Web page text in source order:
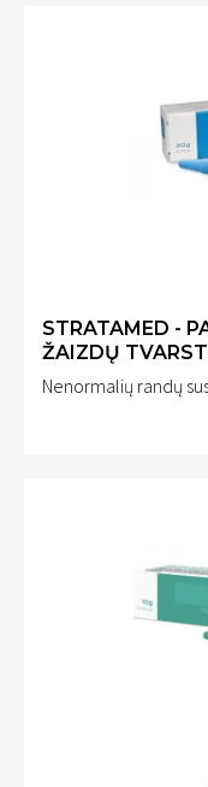
STRATAMED -
ŽAIZDŲ
Nenormalių randų